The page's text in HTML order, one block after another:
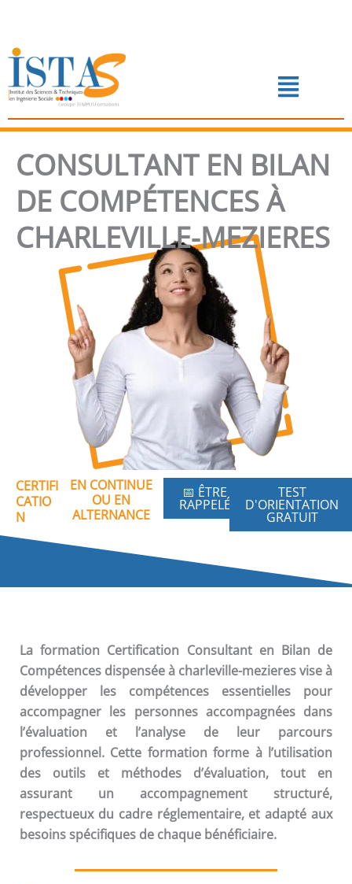
contenu
Menu
📅 PRENDRE RENDEZ-VOUS
CONSULTANT EN BILAN
DE COMPÉTENCES À
CHARLEVILLE-MEZIERES
CERTIFI
CATIO
N
EN CONTINUE
OU EN
ALTERNANCE
📅 ÊTRE
RAPPELÉ
TEST
D'ORIENTATION
GRATUIT
La formation Certification Consultant en Bilan de
Compétences dispensée à charleville-mezieres vise à
développer les compétences essentielles pour
accompagner les personnes accompagnées dans
l’évaluation et l’analyse de leur parcours
professionnel. Cette formation forme à l’utilisation
des outils et méthodes d’évaluation, tout en
assurant un accompagnement structuré,
respectueux du cadre réglementaire, et adapté aux
besoins spécifiques de chaque bénéficiaire.